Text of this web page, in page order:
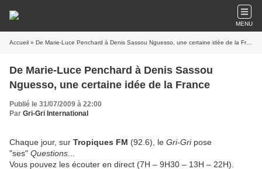
MENU
Accueil » De Marie-Luce Penchard à Denis Sassou Nguesso, une certaine idée de la France
De Marie-Luce Penchard à Denis Sassou
Nguesso, une certaine idée de la France
Publié le 31/07/2009 à 22:00
Par Gri-Gri International
Chaque jour, sur Tropiques FM (92.6), le Gri-Gripose
"ses" Questions
Vous pouvez les écouter en direct (7H – 9H30 – 13H – 22H).